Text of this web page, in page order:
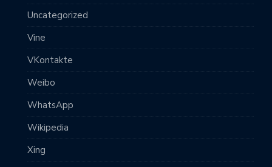
Uncategorized
Vine
VKontakte
Weibo
WhatsApp
Wikipedia
Xing